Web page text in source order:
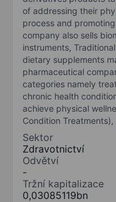
of addressing their
process and
company also sells
instruments,
dietary supplements
pharmaceutical
categories namely
chronic health
achieve physical
Condition
Sektor
Zdravotnictví
Odvětví
-
Tržní kapitalizace
0,03085119bn